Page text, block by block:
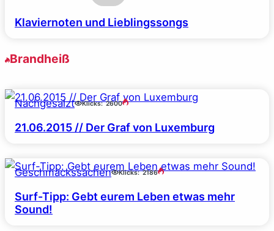
Klaviernoten und Lieblingssongs
Brandheiß
Nachgesalzt Klicks: 2600
21.06.2015 // Der Graf von Luxemburg
Geschmackssachen Klicks: 2186
Surf-Tipp: Gebt eurem Leben etwas mehr
Sound!